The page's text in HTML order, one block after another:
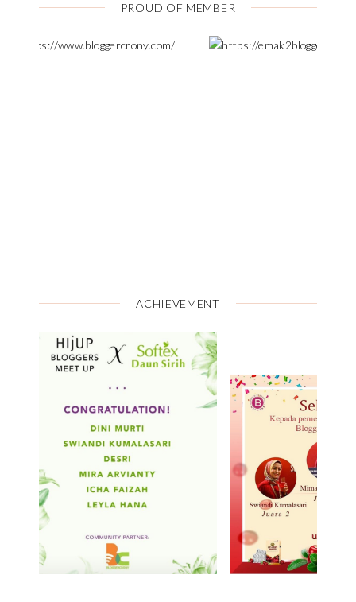
PROUD OF MEMBER
ACHIEVEMENT